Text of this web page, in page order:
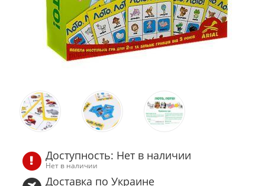
Доступность: Нет в наличии
Нет в наличии
Доставка по Украине